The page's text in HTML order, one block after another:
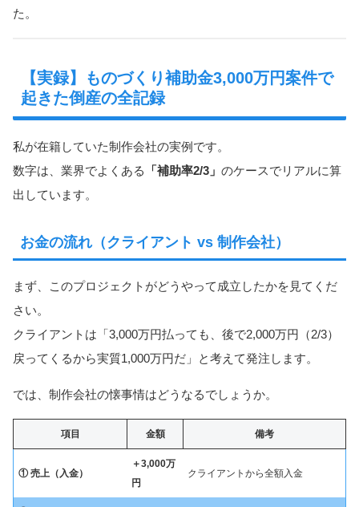
た。
【実録】ものづくり補助金3,000万円案件で
起きた倒産の全記録
私が在籍していた制作会社の実例です。
数字は、業界でよくある
「補助率2/3」 のケースでリアルに算
出しています。
お金の流れ（クライアント vs 制作会社）
まず、このプロジェクトがどうやって成立したかを見てくだ
さい。
クライアントは「3,000万円払っても、後で2,000万円（2/3）
戻ってくるから実質1,000万円だ」と考えて発注します。
では、制作会社の懐事情はどうなるでしょうか。
項目 金額 備考
① 売上（入金）
＋3,000万
円
クライアントから全額入金